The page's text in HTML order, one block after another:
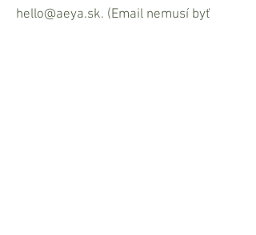
hello@aeya.sk. (Email nemusí byť